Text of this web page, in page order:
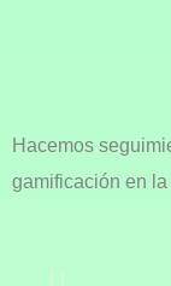
Hacemos
gamificación en la